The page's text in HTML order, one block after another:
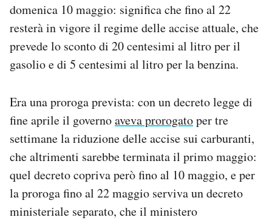
AREA PERSONALE
Area Personale
Regala il Post
Hai bisogno di aiuto?
Esci
domenica 10 maggio: significa che fino al 22
resterà in vigore il regime delle accise attuale, che
prevede lo sconto di 20 centesimi al litro per il
gasolio e di 5 centesimi al litro per la benzina.
Era una proroga prevista: con un decreto legge di
fine aprile il governoaveva prorogatoper tre
settimane la riduzione delle accise sui carburanti,
che altrimenti sarebbe terminata il primo maggio:
quel decreto copriva però fino al 10 maggio, e per
la proroga fino al 22 maggio serviva un decreto
ministeriale separato, che il ministero